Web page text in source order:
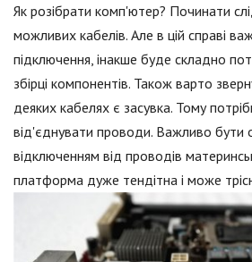
Як розібрати комп'ютер? Починати
можливих кабелів. Але в цій справі
підключення, інакше буде складно
збірці компонентів. Також варто
деяких кабелях є засувка. Тому
від'єднувати проводи. Важливо бути
відключенням від проводів
платформа дуже тендітна і може